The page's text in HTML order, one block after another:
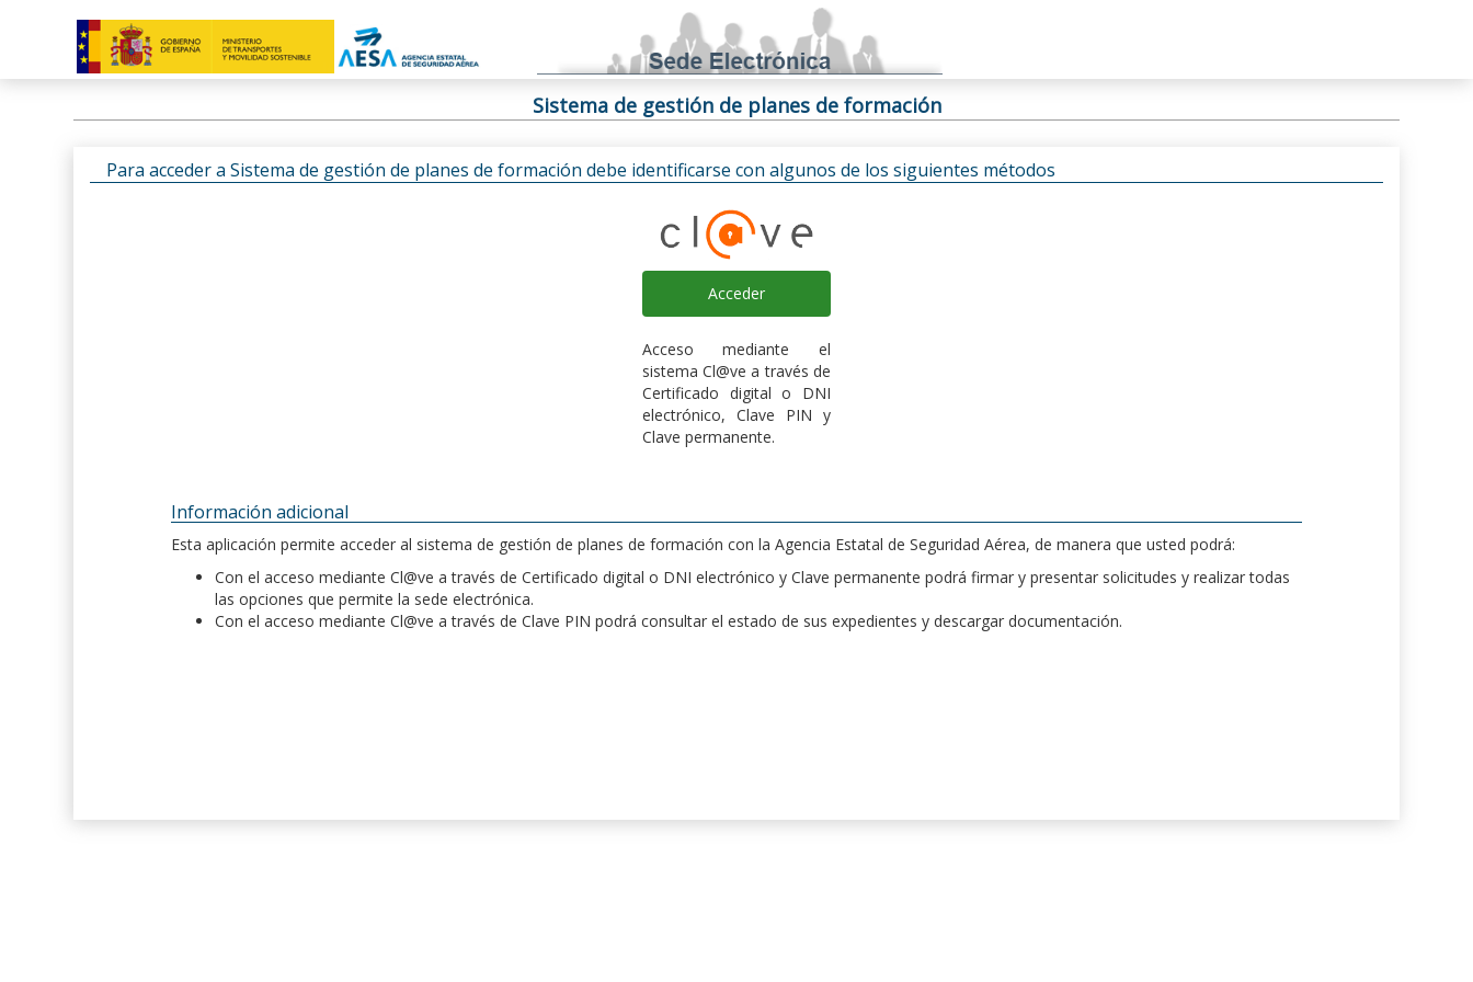
Sistema de gestión de planes de formación
Para acceder a Sistema de gestión de planes de formación debe identificarse con algunos de los siguientes métodos
Acceder
Acceso mediante el
sistema Cl@ve a través de
Certificado digital o DNI
electrónico, Clave PIN y
Clave permanente.
Información adicional
Esta aplicación permite acceder al sistema de gestión de planes de formación con la Agencia Estatal de Seguridad Aérea, de manera que usted podrá:
Con el acceso mediante Cl@ve a través de Certificado digital o DNI electrónico y Clave permanente podrá firmar y presentar solicitudes y realizar todas
las opciones que permite la sede electrónica.
Con el acceso mediante Cl@ve a través de Clave PIN podrá consultar el estado de sus expedientes y descargar documentación.